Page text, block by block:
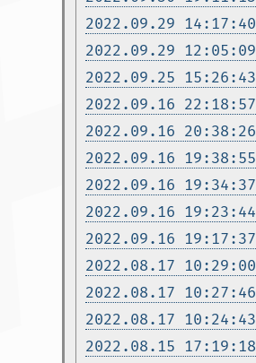
2022.09.29 14:17:40
2022.09.29 12:05:09
2022.09.25 15:26:43
2022.09.16 22:18:57
2022.09.16 20:38:26
2022.09.16 19:38:55
2022.09.16 19:34:37
2022.09.16 19:23:44
2022.09.16 19:17:37
2022.08.17 10:29:00
2022.08.17 10:27:46
2022.08.17 10:24:43
2022.08.15 17:19:18